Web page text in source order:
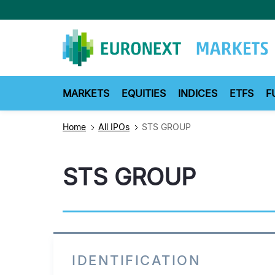
to
MARKETS EQUITIES INDICES ETFS
Home All IPOs STS GROUP
STS GROUP
IDENTIFICATION